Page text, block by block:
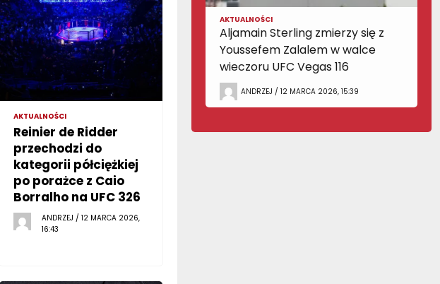
AKTUALNOŚCI
Reinier de Ridder
przechodzi do
kategorii półciężkiej
po porażce z Caio
Borralho na UFC 326
ANDRZEJ / 12 MARCA 2026,
16:43
AKTUALNOŚCI
Aljamain Sterling zmierzy się z
Youssefem Zalalem w walce
wieczoru UFC Vegas 116
ANDRZEJ / 12 MARCA 2026, 15:39